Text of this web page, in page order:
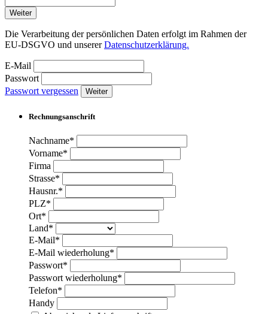
Weiter
Die Verarbeitung der persönlichen Daten erfolgt im Rahmen der
EU-DSGVO und unsererDatenschutzerklärung.
E-Mail
Passwort
Passwort vergessen
Weiter
Rechnungsanschrift
Nachname*
Vorname*
Firma
Strasse*
Hausnr.*
PLZ*
Ort*
Land*
E-Mail*
E-Mail wiederholung*
Passwort*
Passwort wiederholung*
Telefon*
Handy